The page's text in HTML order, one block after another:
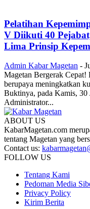
Pelatihan
V Diikuti 40
Lima Prinsip
Admin Kabar Magetan -
Magetan Bergerak Cepat!
berupaya meningkatkan
Buktinya, pada Kamis,
Administrator...
ABOUT US
KabarMagetan.com
tentang Magetan yang
Contact us:
FOLLOW US
Tentang Kami
Pedoman Media
Privacy Policy
Kirim Berita